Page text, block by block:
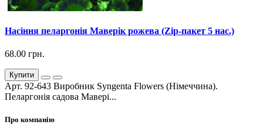
Насіння пеларгонія Маверік рожева (Zip-пакет 5 нас.)
68.00 грн.
Купити
Арт. 92-643 Виробник Syngenta Flowers (Німеччина).
Пеларгонія садова Мавері...
Про компанію